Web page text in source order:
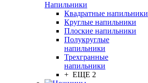
Напильники
Квадратные напильники
Круглые напильники
Плоские напильники
Полукруглые
напильники
Трехгранные
напильники
+ ЕЩЕ 2